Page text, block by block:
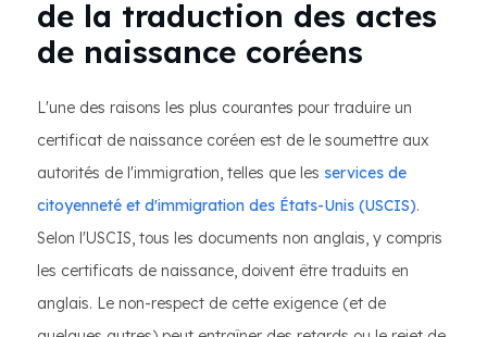
de la traduction des actes
de naissance coréens
L'une des raisons les plus courantes pour traduire un
certificat de naissance coréen est de le soumettre aux
autorités de l'immigration, telles que les services de
citoyenneté et d'immigration des États-Unis (USCIS).
Selon l'USCIS, tous les documents non anglais, y compris
les certificats de naissance, doivent être traduits en
anglais. Le non-respect de cette exigence (et de